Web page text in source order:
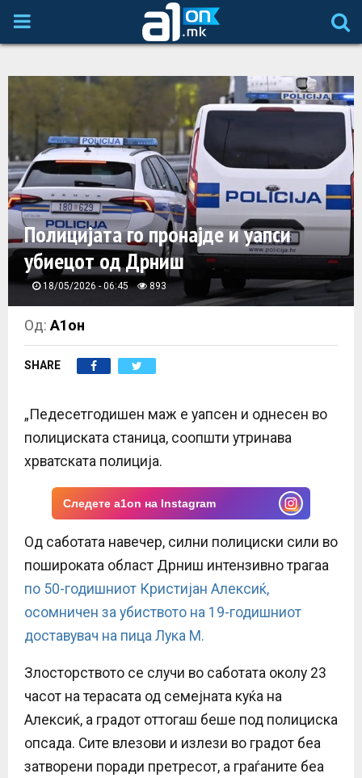
P
M
A
R
Y
M
E
N
U
Полицијата го пронајде и уапси
убиецот од Дрниш
18/05/2026 - 06:45 893
Од:А1он
SHARE
„Педесетгодишен маж е уапсен и однесен во
полициската станица, соопшти утринава
хрватската полиција.
Следете a1on на Instagram
Од саботата навечер, силни полициски сили во
пошироката област Дрниш интензивно трагаа
по 50-годишниот Кристијан Алексиќ,
осомничен за убиството на 19-годишниот
доставувач на пица Лука М.
Злосторството се случи во саботата околу 23
часот на терасата од семејната куќа на
Алексиќ, а градот оттогаш беше под полициска
опсада. Сите влезови и излези во градот беа
затворени поради претресот, а граѓаните беа